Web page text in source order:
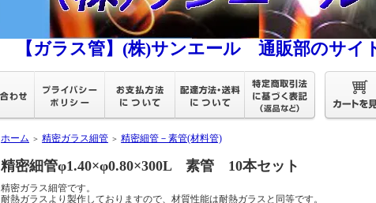
【ガラス管】(株)サンエール 通販部のサイ
ホーム ＞ 精密ガラス細管 ＞ 精密細管－素管(材料管)
精密細管φ1.40×φ0.80×300L 素管 10本セット
精密ガラス細管です。
耐熱ガラスより製作しておりますので、材質性能は耐熱ガラスと同等です。